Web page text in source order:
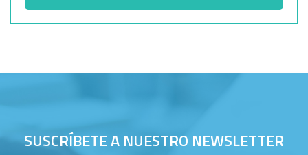
SUSCRÍBETE A NUESTRO NEWSLETTER